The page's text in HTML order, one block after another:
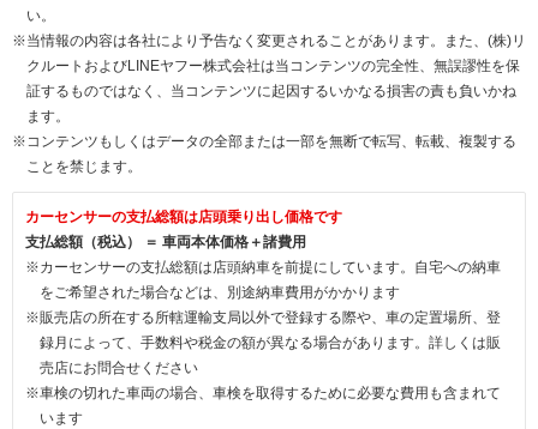
い。
※当情報の内容は各社により予告なく変更されることがあります。また、(株)リ
クルートおよびLINEヤフー株式会社は当コンテンツの完全性、無誤謬性を保
証するものではなく、当コンテンツに起因するいかなる損害の責も負いかね
ます。
※コンテンツもしくはデータの全部または一部を無断で転写、転載、複製する
ことを禁じます。
カーセンサーの支払総額は店頭乗り出し価格です
支払総額（税込） ＝ 車両本体価格＋諸費用
※カーセンサーの支払総額は店頭納車を前提にしています。自宅への納車
をご希望された場合などは、別途納車費用がかかります
※販売店の所在する所轄運輸支局以外で登録する際や、車の定置場所、登
録月によって、手数料や税金の額が異なる場合があります。詳しくは販
売店にお問合せください
※車検の切れた車両の場合、車検を取得するために必要な費用も含まれて
います